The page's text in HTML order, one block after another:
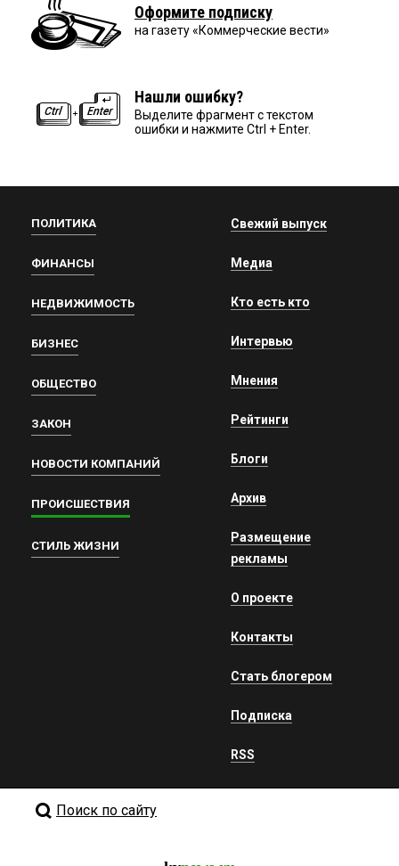
Оформите подписку
на газету «Коммерческие вести»
Нашли ошибку?
Выделите фрагмент с текстом
ошибки и нажмите Ctrl + Enter.
ПОЛИТИКА
ФИНАНСЫ
НЕДВИЖИМОСТЬ
БИЗНЕС
ОБЩЕСТВО
ЗАКОН
НОВОСТИ КОМПАНИЙ
ПРОИСШЕСТВИЯ
СТИЛЬ ЖИЗНИ
Свежий выпуск
Медиа
Кто есть кто
Интервью
Мнения
Рейтинги
Блоги
Архив
Размещение
рекламы
О проекте
Контакты
Стать блогером
Подписка
RSS
Поиск по сайту